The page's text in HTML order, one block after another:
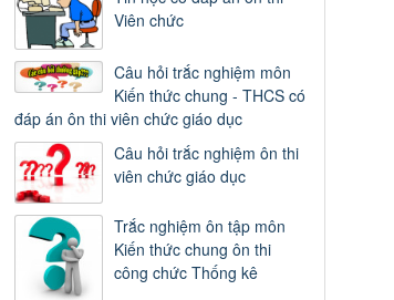
Viên chức
Câu hỏi trắc nghiệm môn
Kiến thức chung - THCS có
đáp án ôn thi viên chức giáo dục
Câu hỏi trắc nghiệm ôn thi
viên chức giáo dục
Trắc nghiệm ôn tập môn
Kiến thức chung ôn thi
công chức Thống kê